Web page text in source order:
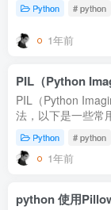
Python # python
1年前
PIL（Python
PIL（Python
法，以下是一些常
img.save('output...
Python # python
1年前
python 使用